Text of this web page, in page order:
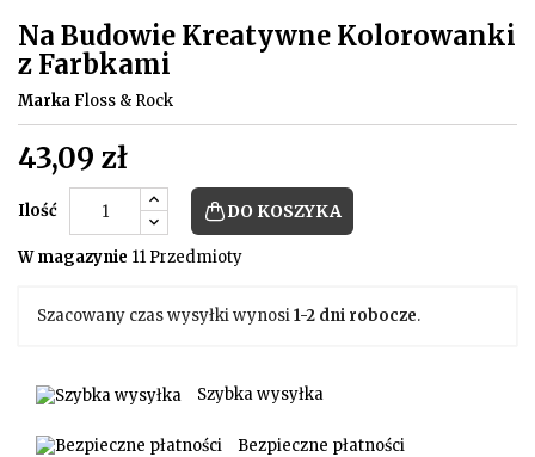
Na Budowie Kreatywne Kolorowanki
z Farbkami
Marka Floss & Rock
43,09 zł
Ilość DO KOSZYKA
W magazynie 11 Przedmioty
Szacowany czas wysyłki wynosi1-2 dni robocze.
Szybka wysyłka
Bezpieczne płatności